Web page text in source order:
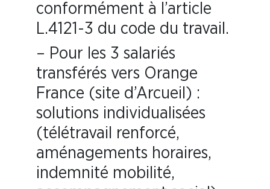
conformément à l’article
L.4121-3 du code du travail.
– Pour les 3 salariés
transférés vers Orange
France (site d’Arcueil) :
solutions individualisées
(télétravail renforcé,
aménagements horaires,
indemnité mobilité,